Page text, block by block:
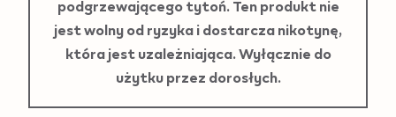
podgrzewającego tytoń. Ten produkt nie
jest wolny od ryzyka i dostarcza nikotynę,
która jest uzależniająca. Wyłącznie do
użytku przez dorosłych.